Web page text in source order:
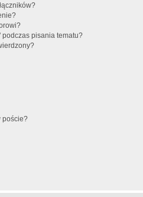
podczas pisania tematu?
poście?